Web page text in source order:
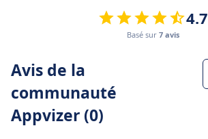
4.7
Basé sur 7 avis
Avis de la
communauté
Appvizer (0)